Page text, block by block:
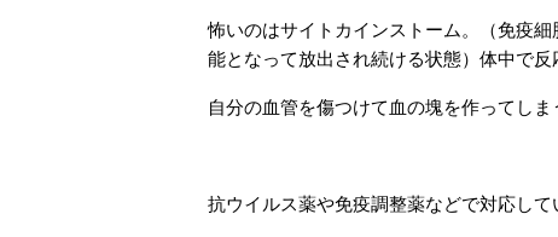
怖いのはサイトカインストーム。（免疫
能となって放出され続ける状態）体中で反
自分の血管を傷つけて血の塊を作ってしま
抗ウイルス薬や免疫調整薬などで対応して